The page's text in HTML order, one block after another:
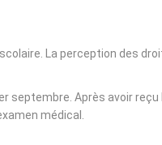
La perception des
septembre. Après avoir
médical.